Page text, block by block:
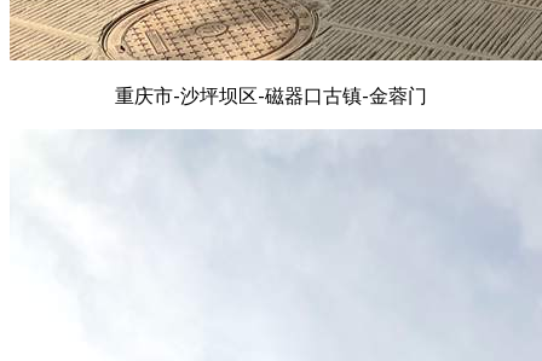
重庆市-沙坪坝区-磁器口古镇-金蓉门